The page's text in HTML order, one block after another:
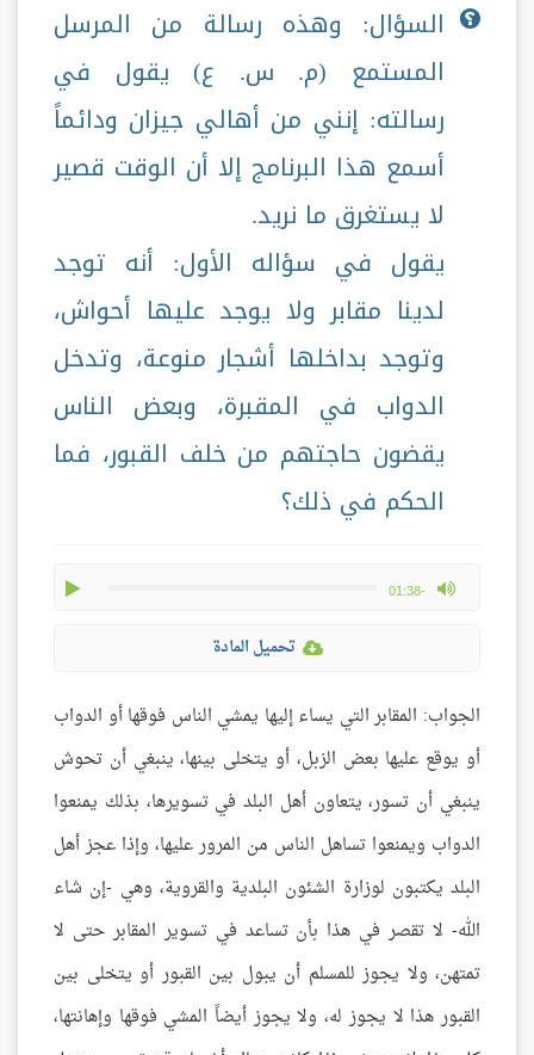
السؤال: وهذه رسالة من المرسل
المستمع (م. س. ع) يقول في
رسالته: إنني من أهالي جيزان ودائماً
أسمع هذا البرنامج إلا أن الوقت قصير
لا يستغرق ما نريد.
يقول في سؤاله الأول: أنه توجد
لدينا مقابر ولا يوجد عليها أحواش،
وتوجد بداخلها أشجار منوعة، وتدخل
الدواب في المقبرة، وبعض الناس
يقضون حاجتهم من خلف القبور، فما
الحكم في ذلك؟
-01:38
max volume
تحميل المادة
الجواب: المقابر التي يساء إليها يمشي الناس فوقها أو الدواب
أو يوقع عليها بعض الزبل، أو يتخلى بينها، ينبغي أن تحوش
ينبغي أن تسور، يتعاون أهل البلد في تسويرها، بذلك يمنعوا
الدواب ويمنعوا تساهل الناس من المرور عليها، وإذا عجز أهل
البلد يكتبون لوزارة الشئون البلدية والقروية، وهي -إن شاء
الله- لا تقصر في هذا بأن تساعد في تسوير المقابر حتى لا
تمتهن، ولا يجوز للمسلم أن يبول بين القبور أو يتخلى بين
القبور هذا لا يجوز له، ولا يجوز أيضاً المشي فوقها وإهانتها،